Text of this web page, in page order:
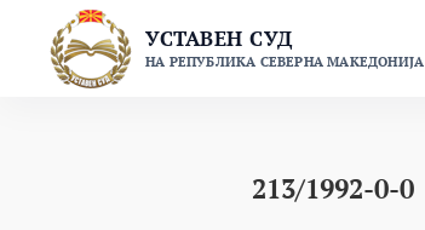
content
УСТАВЕН СУД
НА РЕПУБЛИКА СЕВЕРНА МАКЕДОНИЈА
213/1992-0-0